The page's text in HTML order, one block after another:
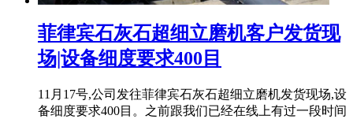
菲律宾石灰石超细立磨机客户发货现
场|设备细度要求400目
11月17号,公司发往菲律宾石灰石超细立磨机发货现场,设
备细度要求400目。之前跟我们已经在线上有过一段时间